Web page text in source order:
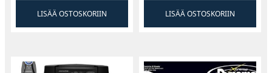
LISÄÄ OSTOSKORIIN LISÄÄ OSTOSKORIIN